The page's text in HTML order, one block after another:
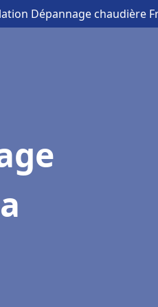
Dépannage chaudière